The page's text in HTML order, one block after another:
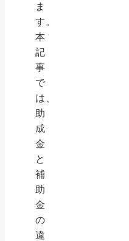
ま
す。
本
記
事
で
は、
助
成
金
と
補
助
金
の
違